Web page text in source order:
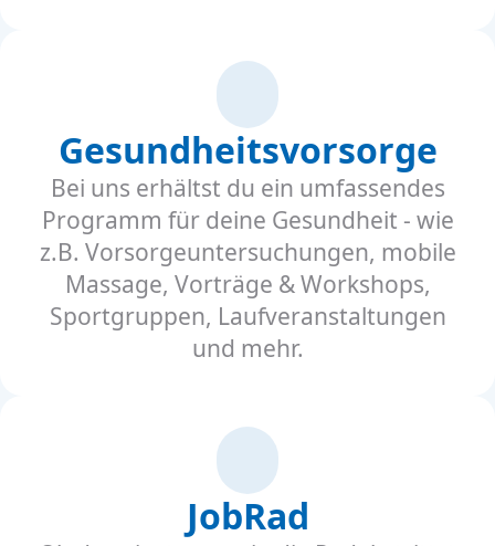
Gesundheitsvorsorge
Bei uns erhältst du ein umfassendes
Programm für deine Gesundheit - wie
z.B. Vorsorgeuntersuchungen, mobile
Massage, Vorträge & Workshops,
Sportgruppen, Laufveranstaltungen
und mehr.
JobRad